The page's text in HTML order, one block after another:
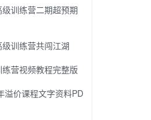
训练营二期超预期
训练营共闯江湖
营视频教程完整版
溢价课程文字资料PD